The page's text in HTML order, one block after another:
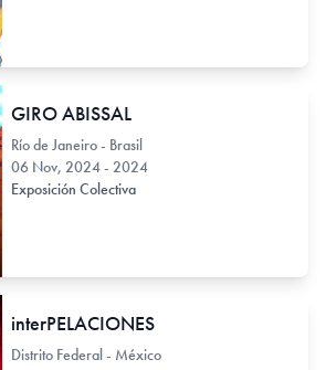
GIRO ABISSAL
Río de Janeiro - Brasil
06 Nov, 2024 - 2024
Exposición Colectiva
interPELACIONES
Distrito Federal - México